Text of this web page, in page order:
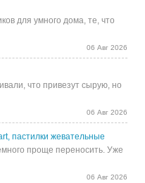
для умного дома, те, что
06 Авг 2026
что привезут сырую, но
06 Авг 2026
пастилки жевательные
проще переносить. Уже
06 Авг 2026